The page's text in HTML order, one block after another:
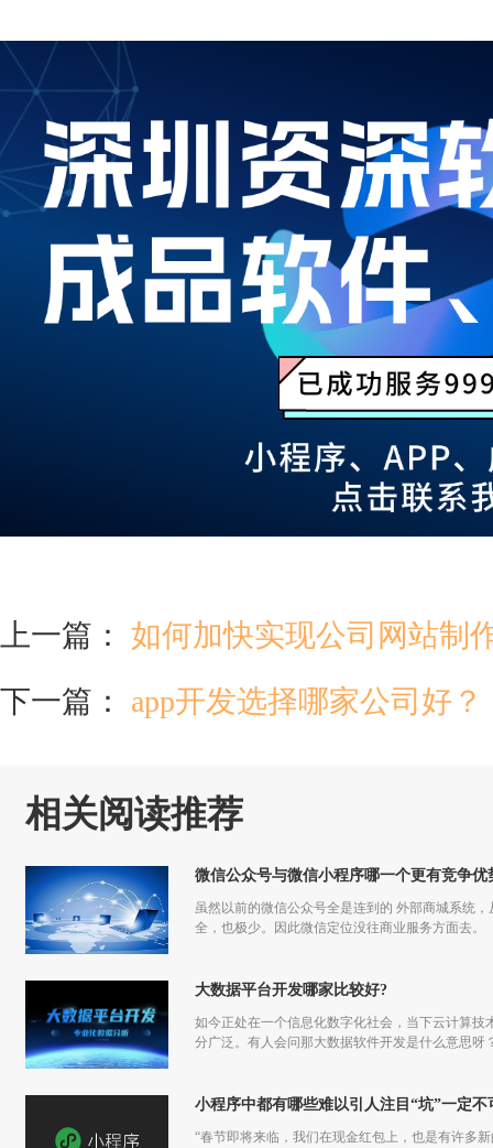
上一篇： 如何加快实现公司网站制
下一篇： app开发选择哪家公司好？
相关阅读推荐
微信公众号与微信小程序哪一个更有竞争优
虽然以前的微信公众号全是连到的 外部商城系统
全，也极少。因此微信定位没往商业服务方面去。
大数据平台开发哪家比较好?
如今正处在一个信息化数字化社会，当下云计算
分广泛。有人会问那大数据软件开发是什么意思呀
小程序中都有哪些难以引人注目“坑”一定不
“春节即将来临，我们在现金红包上，也是有许多